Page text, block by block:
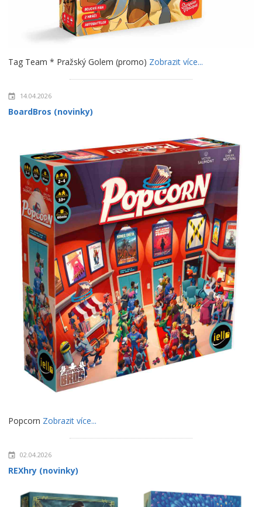
Tag Team * Pražský Golem (promo) Zobrazit více...
14.04.2026
BoardBros (novinky)
Popcorn Zobrazit více...
02.04.2026
REXhry (novinky)